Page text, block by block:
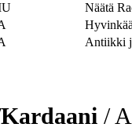
Näätä
Antiikki
/